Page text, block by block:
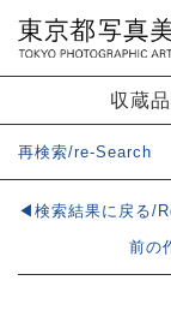
収蔵
再検索/re-Search
◀検索結果に戻る/
前の